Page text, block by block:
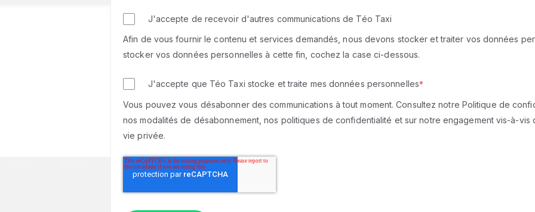
J'accepte de recevoir d'autres communications de Téo Taxi
Afin de vous fournir le contenu et services demandés, nous devons stocker et traiter vos données
stocker vos données personnelles à cette fin, cochez la case ci-dessous.
J'accepte que Téo Taxi stocke et traite mes données personnelles*
Vous pouvez vous désabonner des communications à tout moment. Consultez notre Politique de
nos modalités de désabonnement, nos politiques de confidentialité et sur notre engagement vis-à-
vie privée.